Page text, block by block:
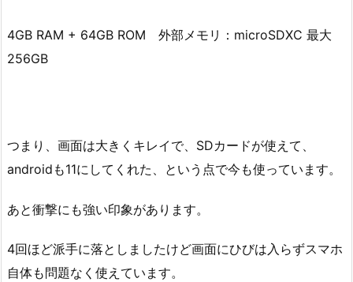
4GB RAM + 64GB ROM 外部メモリ：microSDXC 最大
256GB
つまり、画面は大きくキレイで、SDカードが使えて、
androidも11にしてくれた、という点で今も使っています。
あと衝撃にも強い印象があります。
4回ほど派手に落としましたけど画面にひびは入らずスマホ
自体も問題なく使えています。